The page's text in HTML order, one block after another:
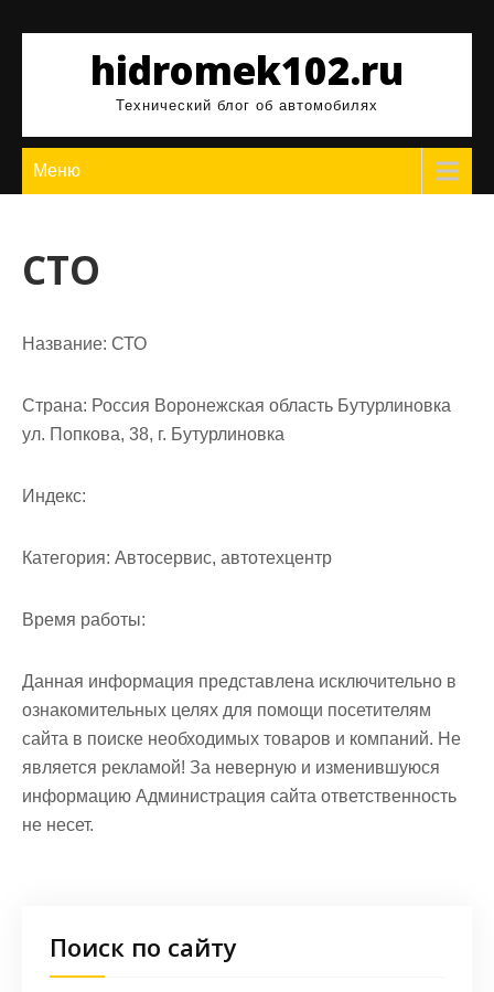
содержимомуhidromek102.ru
Технический блог об автомобилях
Меню
СТО
Название: СТО
Страна: Россия Воронежская область Бутурлиновка
ул. Попкова, 38, г. Бутурлиновка
Индекс:
Категория: Автосервис, автотехцентр
Время работы:
Данная информация представлена исключительно в
ознакомительных целях для помощи посетителям
сайта в поиске необходимых товаров и компаний. Не
является рекламой! За неверную и изменившуюся
информацию Администрация сайта ответственность
не несет.
Поиск по сайту